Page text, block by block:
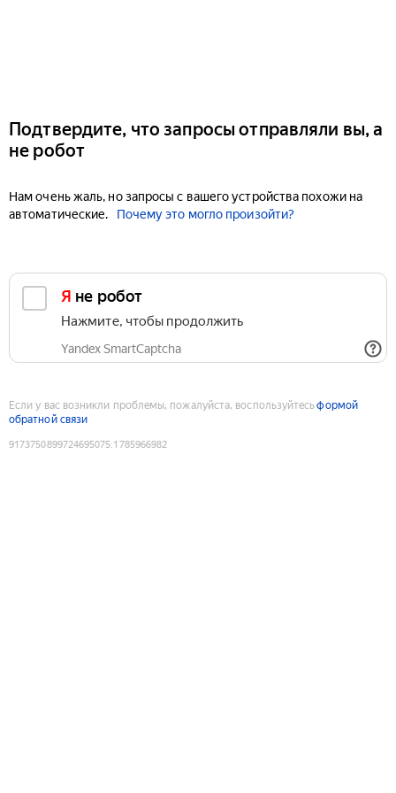
Подтвердите, что запросы отправляли вы, а
не робот
Нам очень жаль, но запросы с вашего устройства похожи на
автоматические.
Почему это могло произойти?
Я не робот
Нажмите, чтобы продолжить
Yandex SmartCaptcha
Если у вас возникли проблемы, пожалуйста, воспользуйтесьформой
обратной связи
9173750899724695075:1785966982